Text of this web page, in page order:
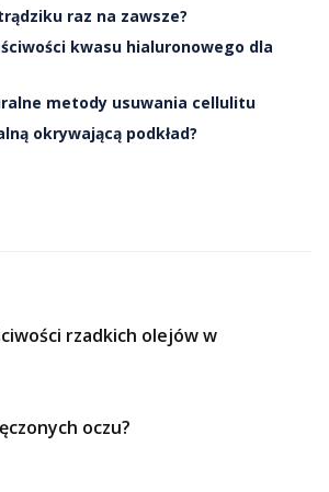
raz na zawsze?
kwasu hialuronowego dla
metody usuwania cellulitu
okrywającą podkład?
rzadkich olejów w
oczu?